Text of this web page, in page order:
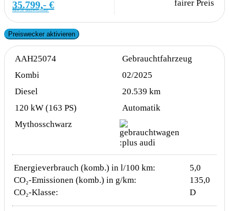
35.799,- €
MwSt ausweisbar
fairer Preis
Preiswecker aktivieren
AAH25074
Gebrauchtfahrzeug
Kombi
02/2025
Diesel
20.539 km
120 kW (163 PS)
Automatik
Mythosschwarz
Energieverbrauch (komb.) in l/100 km:
5,0
CO₂-Emissionen (komb.) in g/km:
135,0
CO₂-Klasse:
D